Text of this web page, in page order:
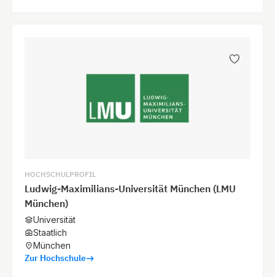
HOCHSCHULPROFIL
Ludwig-Maximilians-Universität München (LMU
München)
Universität
Staatlich
München
Zur Hochschule